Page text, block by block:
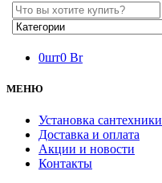
Search
here
0шт0 Br
МЕНЮ
Установка сантехники
Доставка и оплата
Акции и новости
Контакты